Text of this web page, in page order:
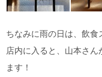
ちなみに雨の日は、飲食
店内に入ると、山本さ
ます！